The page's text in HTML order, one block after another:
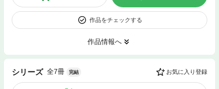
作品をチェックする
作品情報へ
シリーズ 全7冊 完結 お気に入り登録